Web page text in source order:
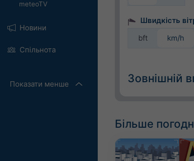
meteoTV
Новини
Спільнота
Показати менше
Швидкість
bft
km/h
Зовнішній
Фонове
З фоновим
Більше